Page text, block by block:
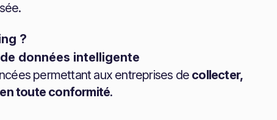
?
données intelligente
permettant aux entreprises de collecter,
toute conformité.